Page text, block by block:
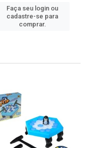
Faça seu login ou
cadastre-se para
comprar.